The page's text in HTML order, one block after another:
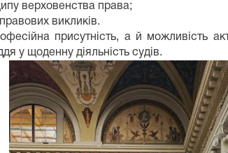
верховенства права;
викликів.
присутність, а й можливість
у щоденну діяльність судів.